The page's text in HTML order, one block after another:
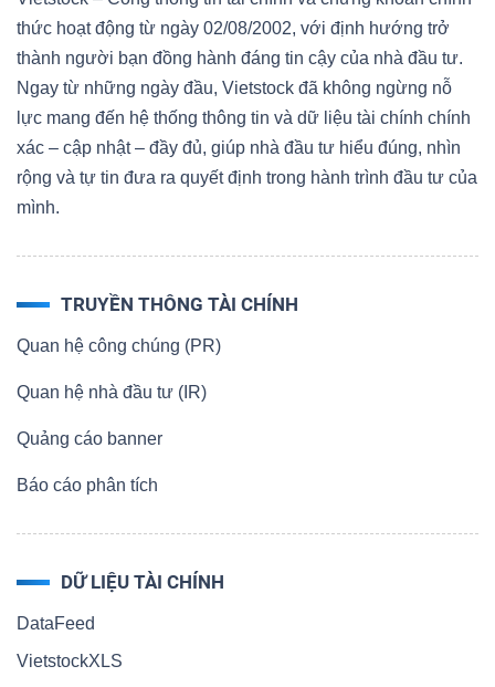
thức hoạt động từ ngày 02/08/2002, với định hướng trở
thành người bạn đồng hành đáng tin cậy của nhà đầu tư.
Ngay từ những ngày đầu, Vietstock đã không ngừng nỗ
lực mang đến hệ thống thông tin và dữ liệu tài chính chính
xác – cập nhật – đầy đủ, giúp nhà đầu tư hiểu đúng, nhìn
rộng và tự tin đưa ra quyết định trong hành trình đầu tư của
mình.
TRUYỀN THÔNG TÀI CHÍNH
Quan hệ công chúng (PR)
Quan hệ nhà đầu tư (IR)
Quảng cáo banner
Báo cáo phân tích
DỮ LIỆU TÀI CHÍNH
DataFeed
VietstockXLS